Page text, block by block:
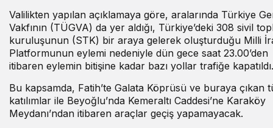
Valilikten yapılan açıklamaya göre, aralarında Türkiye
Vakfının (TÜGVA) da yer aldığı, Türkiye’deki 308 sivil
kuruluşunun (STK) bir araya gelerek oluşturduğu Milli
Platformunun eylemi nedeniyle dün gece saat 23.00’den
itibaren eylemin bitişine kadar bazı yollar trafiğe kapatıldı.
Bu kapsamda, Fatih’te Galata Köprüsü ve buraya çıkan
katılımlar ile Beyoğlu’nda Kemeraltı Caddesi’ne Karaköy
Meydanı’ndan itibaren araçlar geçiş yapamayacak.